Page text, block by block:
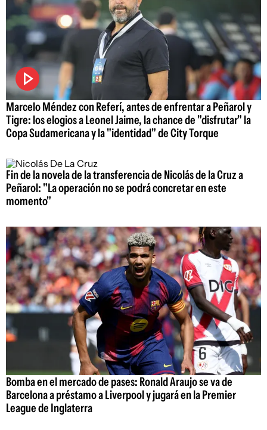
Marcelo Méndez con Referí, antes de enfrentar a Peñarol y
Tigre: los elogios a Leonel Jaime, la chance de "disfrutar" la
Copa Sudamericana y la "identidad" de City Torque
Fin de la novela de la transferencia de Nicolás de la Cruz a
Peñarol: "La operación no se podrá concretar en este
momento"
Bomba en el mercado de pases: Ronald Araujo se va de
Barcelona a préstamo a Liverpool y jugará en la Premier
League de Inglaterra